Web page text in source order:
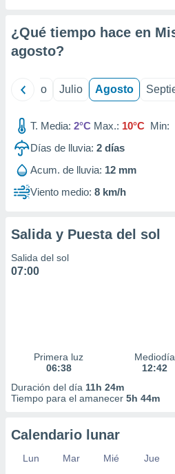
e
mediante
publicidad
publicidad
de
1199
¿Qué tiempo hace en
agosto?
Junio Julio Agosto
T. Media: 2°C Max.: 10°C Min:
Días de lluvia: 2 días
Acum. de lluvia: 12 mm
Viento medio: 8 km/h
Salida y Puesta del sol
Salida del sol
07:00
Primera luz
06:38
Mediodía
12:42
Duración del día 11h 24m
Tiempo para el amanecer 5h 44m
Calendario lunar
Lun Mar Mié Jue